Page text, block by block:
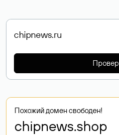
Похожий домен свободен!
chipnews.shop